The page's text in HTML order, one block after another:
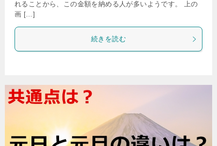
れることから、この金額を納める人が多いようです。 上の
画 […]
続きを読む